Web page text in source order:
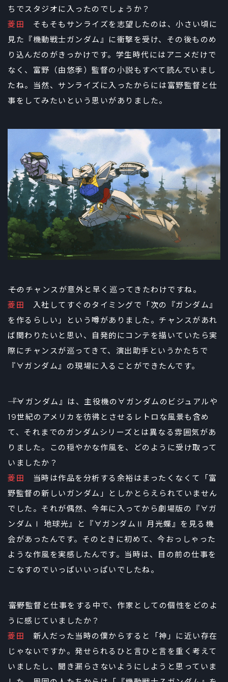
ちでスタジオに入ったのでしょうか？
菱田 そもそもサンライズを志望したのは、小さい頃に
見た『機動戦士ガンダム』に衝撃を受け、その後ものめ
り込んだのがきっかけです。学生時代にはアニメだけで
なく、富野（由悠季）監督の小説もすべて読んでいまし
たね。当然、サンライズに入ったからには富野監督と仕
事をしてみたいという思いがありました。
――そのチャンスが意外と早く巡ってきたわけですね。
菱田 入社してすぐのタイミングで「次の『ガンダム』
を作るらしい」という噂がありました。チャンスがあれ
ば関わりたいと思い、自発的にコンテを描いていたら実
際にチャンスが巡ってきて、演出助手というかたちで
『∀ガンダム』の現場に入ることができたんです。
――『∀ガンダム』は、主役機の∀ガンダムのビジュアルや
19世紀のアメリカを彷彿とさせるレトロな風景も含め
て、それまでのガンダムシリーズとは異なる雰囲気があ
りました。この穏やかな作風を、どのように受け取って
いましたか？
菱田 当時は作品を分析する余裕はまったくなくて「富
野監督の新しいガンダム」としかとらえられていません
でした。それが偶然、今年に入ってから劇場版の『∀ガ
ンダムⅠ 地球光』と『∀ガンダムⅡ 月光蝶』を見る機
会があったんです。そのときに初めて、今おっしゃった
ような作風を実感したんです。当時は、目の前の仕事を
こなすのでいっぱいいっぱいでしたね。
――富野監督と仕事をする中で、作家としての個性をどのよ
うに感じていましたか？
菱田 新人だった当時の僕からすると「神」に近い存在
じゃないですか。発せられるひと言ひと言を重く考えて
いましたし、聞き漏らさないようにしようと思っていま